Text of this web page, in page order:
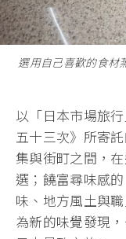
選用自己喜歡的食材
以「日本市場旅
五十三次》所寄
集與街町之間，
選；饒富尋味感
味、地方風土與
為新的味覺發現